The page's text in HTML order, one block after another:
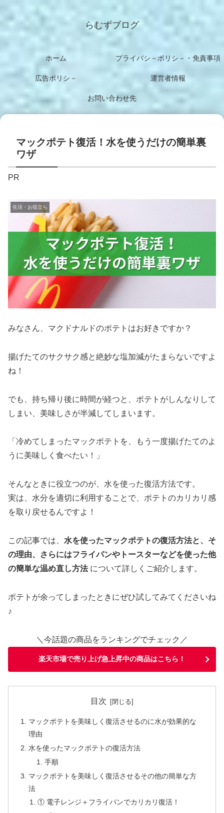
らむずブログ
ホーム プライバシ－ポリシ－・免責事項
広告ポリシ－ 運営者情報
お問い合わせ先
マックポテト復活！水を使うだけの簡単裏
ワザ
PR
生活・お役立ち
みなさん、マクドナルドのポテトはお好きですか？
揚げたてのサクサク感と絶妙な塩加減がたまらないですよ
ね！
でも、持ち帰り後に時間が経つと、ポテトがしんなりして
しまい、美味しさが半減してしまいます。
「冷めてしまったマックポテトを、もう一度揚げたてのよ
うに美味しく食べたい！」
そんなときに役立つのが、水を使った復活方法です。
実は、水分を適切に利用することで、ポテトのカリカリ感
を取り戻せるんですよ！
この記事では、 水を使ったマックポテトの復活方法と、そ
の理由、さらにはフライパンやトースターなどを使った他
の簡単な温め直し方法について詳しくご紹介します。
ポテトが余ってしまったときにぜひ試してみてくださいね
♪
＼今話題の商品をランキングでチェック／
楽天市場で売り上げ急上昇中の商品はこちら！
目次
マックポテトを美味しく復活させるのに水が効果的な
理由
水を使ったマックポテトの復活方法
手順
マックポテトを美味しく復活させるその他の簡単な方
法
① 電子レンジ＋フライパンでカリカリ復活！